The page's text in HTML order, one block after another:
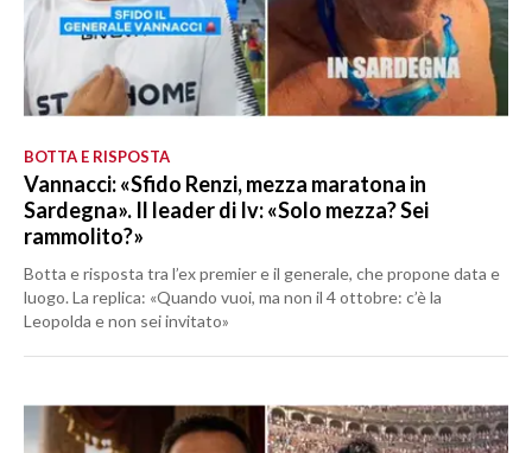
BOTTA E RISPOSTA
Vannacci: «Sfido Renzi, mezza maratona in
Sardegna». Il leader di Iv: «Solo mezza? Sei
rammolito?»
Botta e risposta tra l’ex premier e il generale, che propone data e
luogo. La replica: «Quando vuoi, ma non il 4 ottobre: c’è la
Leopolda e non sei invitato»